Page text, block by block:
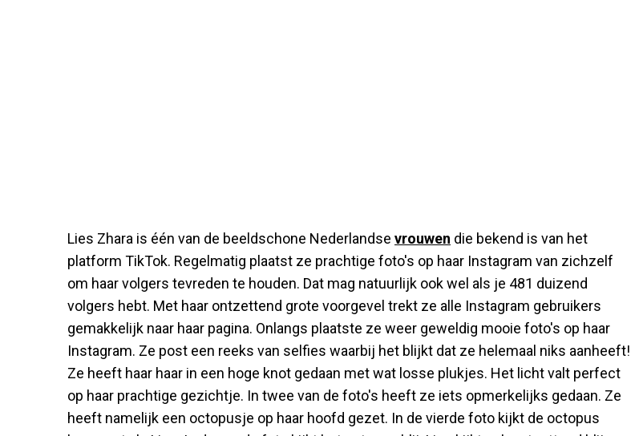
Lies Zhara is één van de beeldschone Nederlandse vrouwen die bekend is van het
platform TikTok. Regelmatig plaatst ze prachtige foto's op haar Instagram van zichzelf
om haar volgers tevreden te houden. Dat mag natuurlijk ook wel als je 481 duizend
volgers hebt. Met haar ontzettend grote voorgevel trekt ze alle Instagram gebruikers
gemakkelijk naar haar pagina. Onlangs plaatste ze weer geweldig mooie foto's op haar
Instagram. Ze post een reeks van selfies waarbij het blijkt dat ze helemaal niks aanheeft!
Ze heeft haar haar in een hoge knot gedaan met wat losse plukjes. Het licht valt perfect
op haar prachtige gezichtje. In twee van de foto's heeft ze iets opmerkelijks gedaan. Ze
heeft namelijk een octopusje op haar hoofd gezet. In de vierde foto kijkt de octopus